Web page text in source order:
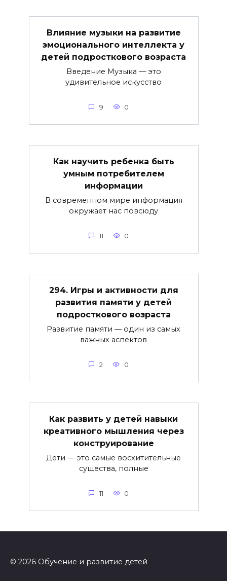
Влияние музыки на развитие
эмоционального интеллекта у
детей подросткового возраста
Введение Музыка — это
удивительное искусство
9 0
Как научить ребенка быть
умным потребителем
информации
В современном мире информация
окружает нас повсюду
11 0
294. Игры и активности для
развития памяти у детей
подросткового возраста
Развитие памяти — один из самых
важных аспектов
2 0
Как развить у детей навыки
креативного мышления через
конструирование
Дети — это самые восхитительные
существа, полные
11 0
© 2026 Обучение и развитие детей